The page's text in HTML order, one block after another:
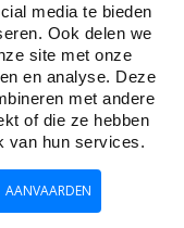
Media Details
media te bieden
Ook delen we
site met onze
en analyse. Deze
met andere
of die ze hebben
van hun services.
AANVAARDEN